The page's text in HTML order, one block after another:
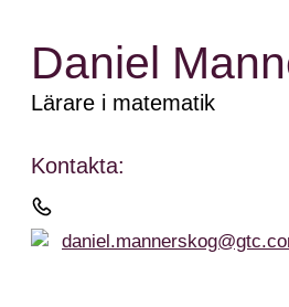
Daniel
Lärare i matematik
Kontakta: